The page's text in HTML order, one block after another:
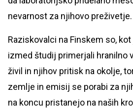
nevarnost za njihovo preživetje.
Raziskovalci na Finskem so, kot
izmed študij primerjali hranilno
živil in njihov pritisk na okolje,
zemlje in emisij se porabi za
na koncu pristanejo na naših